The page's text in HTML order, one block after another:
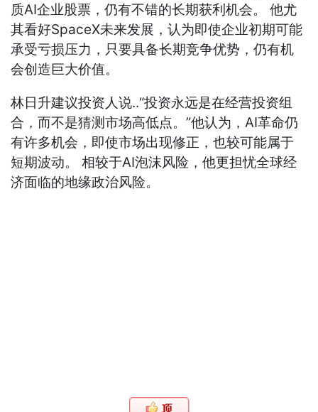
质AI企业股票，仍有不错的长期获利机会。 他尤
其看好SpaceX未来发展，认为即使企业初期可能
承受亏损压力，只要具备长期竞争优势，仍有机
会创造巨大价值。
林日升建议投资人说..“投资永远是在经营投资组
合，而不是猜测市场高低点。”他认为，AI革命仍
有许多机会，即使市场出现修正，也较可能属于
短期波动。 相较于AI泡沫风险，他更担忧全球经
济面临的地缘政治风险。